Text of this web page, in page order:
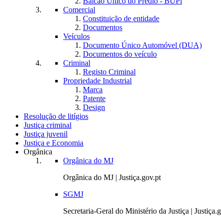
Comercial
Constituição de entidade
Documentos
Veículos
Documento Único Automóvel (DUA)
Documentos do veículo
Criminal
Registo Criminal
Propriedade Industrial
Marca
Patente
Design
Resolução de litígios
Justiça criminal
Justiça juvenil
Justiça e Economia
Orgânica
Orgânica do MJ
Orgânica do MJ | Justiça.gov.pt
SGMJ
Secretaria-Geral do Ministério da Justiça |